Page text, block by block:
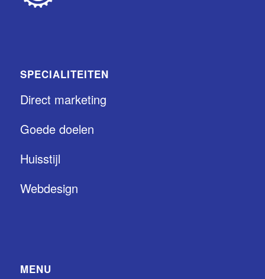
SPECIALITEITEN
Direct marketing
Goede doelen
Huisstijl
Webdesign
MENU